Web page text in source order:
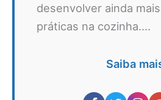
desenvolver ainda
práticas na cozinha....
Saiba